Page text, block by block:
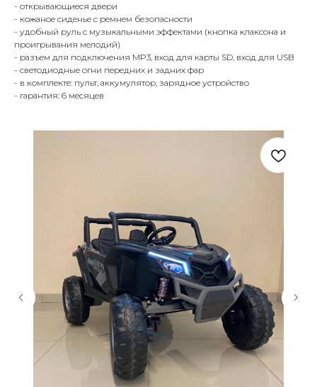
- открывающиеся двери
- кожаное сиденье с ремнем безопасности
- удобный руль с музыкальными эффектами (кнопка клаксона и
проигрывания мелодий)
- разъем для подключения MP3, вход для карты SD, вход для USB
- светодиодные огни передних и задних фар
- в комплекте: пульт, аккумулятор, зарядное устройство
- гарантия: 6 месяцев